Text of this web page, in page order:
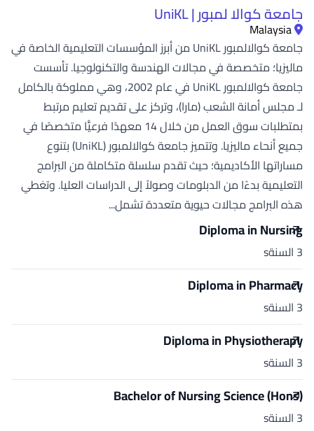
جامعة كوالا لمبور | UniKL
Malaysia
جامعة كوالالمبور UniKL من أبرز المؤسسات التعليمية الخاصة في
ماليزيا؛ متخصصة في مجالات الهندسة والتكنولوجيا. تأسست
جامعة كوالالمبور UniKL في عام 2002، وهي مملوكة بالكامل
لـ مجلس أمانة الشعب (مارا)، وتركز على تقديم تعليم مرتبط
بمتطلبات سوق العمل من خلال 14 معهدًا فرعيًّا متخصصًا في
جميع أنحاء ماليزيا. وتتميز جامعة كوالالمبور (UniKL) بتنوع
مساراتها الأكاديمية؛ حيث تقدم سلسلة متكاملة من البرامج
التعليمية بدءًا من الدبلومات وصولاً إلى الدراسات العليا. وتغطي
هذه البرامج مجالات حيوية متعددة تشمل...
Diploma in Nursing
3 السنةs
Diploma in Pharmacy
3 السنةs
Diploma in Physiotherapy
3 السنةs
Bachelor of Nursing Science (Hons)
3 السنةs